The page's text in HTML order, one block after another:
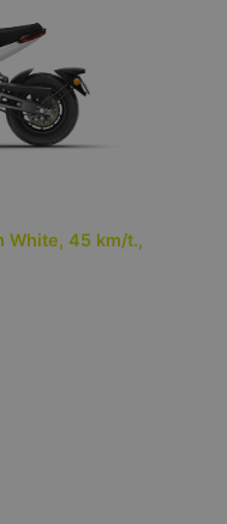
White, 45 km/t.,